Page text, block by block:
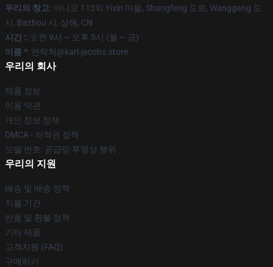
우리의 창고: 아니오 113의 Yixin 마을, Shangfeng 도로, Wanggang 도
시, Bazhou 시, 상해, CN
시간 :: 오전 9시 ~ 오후 5시 (월 ~ 금)
이름 *: 연락처@karl-jacobs.store
우리의 회사
제품 정보
이용 약관
개인 정보 정책
DMCA - 저작권 정책
모델 번호: 공급망 투명성 행위
우리의 지원
배송 및 배송 정책
지불 기간
반품 및 환불 정책
기타 제품
고객지원 (FAQ)
구매하기